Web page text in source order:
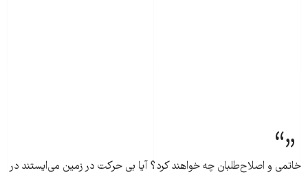
خاتمی و اصلاح‌طلبان چه خواهند کرد؟ آیا بی حرکت در زمین می‌ایستند در